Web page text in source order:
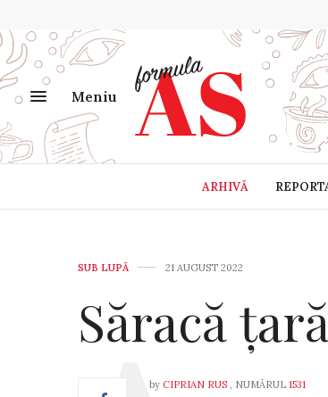
Meniu
ARHIVĂ
SUB LUPĂ 21 AUGUST 2022
Săracă
by CIPRIAN RUS , NUMĂRUL 1531